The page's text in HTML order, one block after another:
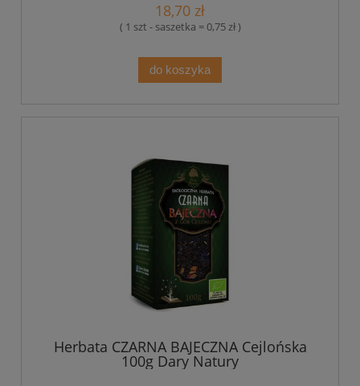
18,70 zł
( 1 szt - saszetka = 0,75 zł )
do koszyka
Herbata CZARNA BAJECZNA Cejlońska
100g Dary Natury